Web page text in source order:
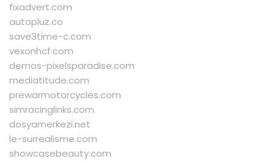
fixadvert.com
autopluz.co
save3time-c.com
vexonhcf.com
demos-pixelsparadise.com
mediatitude.com
prewarmotorcycles.com
simracinglinks.com
dosyamerkezi.net
le-surrealisme.com
showcasebeauty.com